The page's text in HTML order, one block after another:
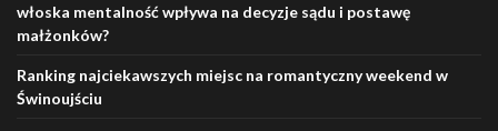
włoska mentalność wpływa na decyzje sądu i postawę
małżonków?
Ranking najciekawszych miejsc na romantyczny weekend w
Świnoujściu